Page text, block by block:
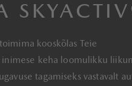
kooskõlas Teie
inimese keha loomulikku
tagamiseks vastavalt